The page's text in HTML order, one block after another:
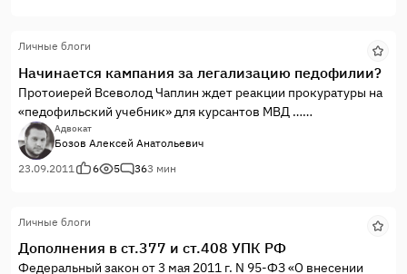
Личные блоги
Начинается кампания за легализацию педофилии?
Протоиерей Всеволод Чаплин ждет реакции прокуратуры на
«педофильский учебник» для курсантов МВД …
Глава синодального Отдела по взаимоотношениям Церкви и
общества протоиерей Всеволод Чаплин просит прокуратуру
жестко отреагировать на учебник для курсантов МВД, в
Адвокат
Бозов Алексей Анатольевич
23.09.2011
6 5 363 мин
Личные блоги
Дополнения в ст.377 и ст.408 УПК РФ
Федеральный закон от 3 мая 2011 г. N 95-ФЗ «О внесении